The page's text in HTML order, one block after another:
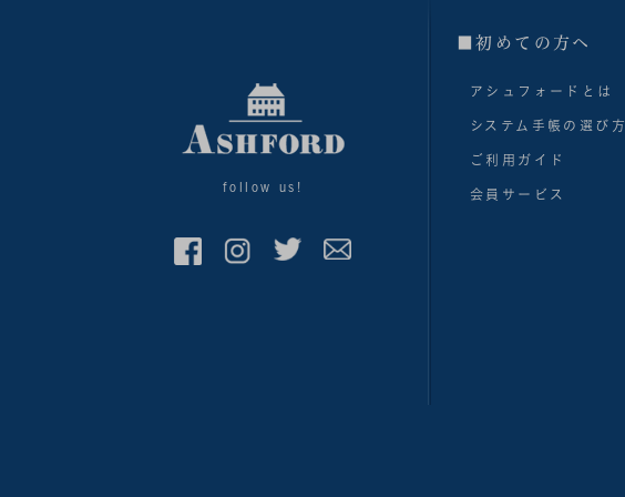
follow us!
■初めての方へ
アシュフォードとは
システム手帳の選び方
ご利用ガイド
会員サービス